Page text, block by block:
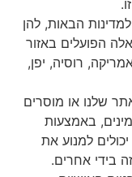
הבאות, להן
באזור
רוסיה, יפן,
או מוסרים
באמצעות
למנוע את
אחרים.